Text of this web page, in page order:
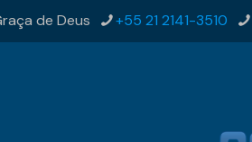
de Deus +55 21 2141-3510